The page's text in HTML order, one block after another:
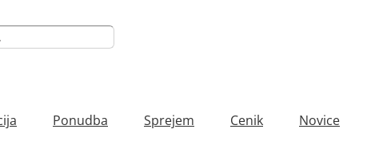
Ponudba Sprejem Cenik Novice